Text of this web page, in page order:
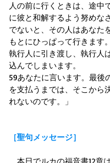
人の前に行くときは、途中
に彼と和解するよう努めな
でないと、その人はあなた
もとにひっぱって行きます
執行人に引き渡し、執行人
込んでしまいます。
59あなたに言います。最後
を支払うまでは、そこから
れないのです。」
［聖句メッセージ］
本日でルカの福音書12章